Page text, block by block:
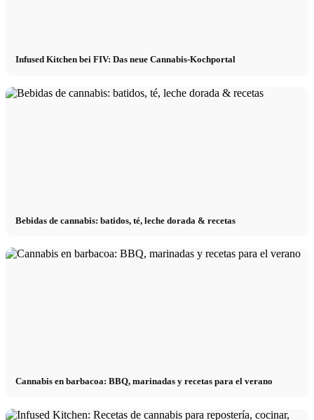
Infused Kitchen bei FIV: Das neue Cannabis-Kochportal
Bebidas de cannabis: batidos, té, leche dorada & recetas
Cannabis en barbacoa: BBQ, marinadas y recetas para el verano